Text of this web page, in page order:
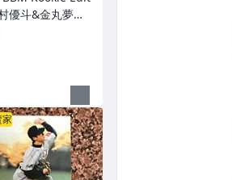
優斗&金丸夢斗&
宗山塁 ("日本
密關係特卡，N
新人卡